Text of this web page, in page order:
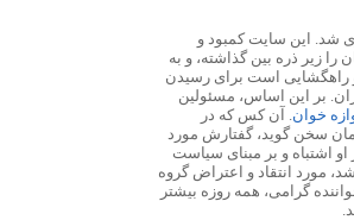
۱۳۸۷ پایه گذاری شد. این سایت کمبود و
را زیر ذره بین گذاشته، و به
راهگشایی است برای رسیدن
بر این اساس، مسئولین
خوان. آن کس که در
سخن گوید، گفتارش مورد
اشتباه و بر مبنای سیاست
مورد انتقاد و اعتراض گروه
گرامی، همه روزه بیشتر